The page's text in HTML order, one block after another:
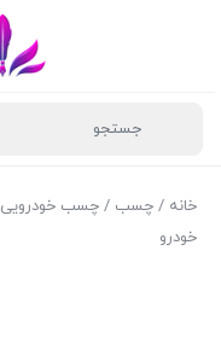
خانه / چسب / چسب خودرویی
خودرو